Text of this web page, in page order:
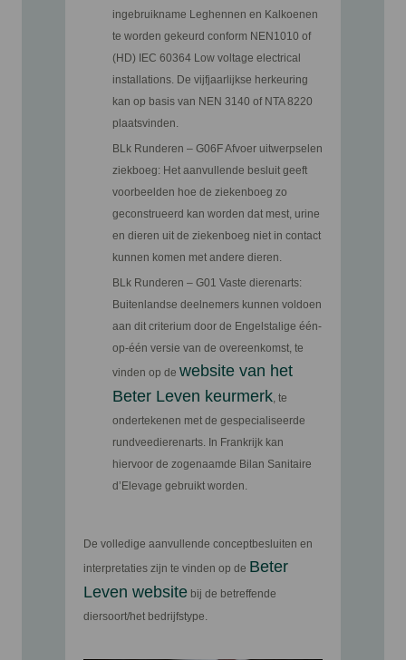
ingebruikname Leghennen en Kalkoenen
te worden gekeurd conform NEN1010 of
(HD) IEC 60364 Low voltage electrical
installations. De vijfjaarlijkse herkeuring
kan op basis van NEN 3140 of NTA 8220
plaatsvinden.
BLk Runderen – G06F Afvoer uitwerpselen
ziekboeg: Het aanvullende besluit geeft
voorbeelden hoe de ziekenboeg zo
geconstrueerd kan worden dat mest, urine
en dieren uit de ziekenboeg niet in contact
kunnen komen met andere dieren.
BLk Runderen – G01 Vaste dierenarts:
Buitenlandse deelnemers kunnen voldoen
aan dit criterium door de Engelstalige één-
op-één versie van de overeenkomst, te
vinden op de website van het
Beter Leven keurmerk, te
ondertekenen met de gespecialiseerde
rundveedierenarts. In Frankrijk kan
hiervoor de zogenaamde Bilan Sanitaire
d’Elevage gebruikt worden.
De volledige aanvullende conceptbesluiten en
interpretaties zijn te vinden op de Beter
Leven website bij de betreffende
diersoort/het bedrijfstype.